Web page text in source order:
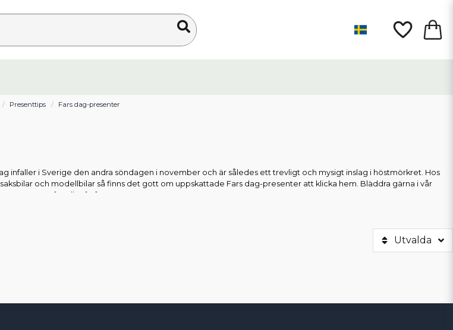
Presenttips Fars dag-presenter
infaller i Sverige den andra söndagen i november och är således ett trevligt och mysigt inslag i höstmörkret. Hos
och modellbilar så finns det gott om uppskattade Fars dag-presenter att klicka hem. Bläddra gärna i vår
pappa, morfar eller farfar.
Utvalda